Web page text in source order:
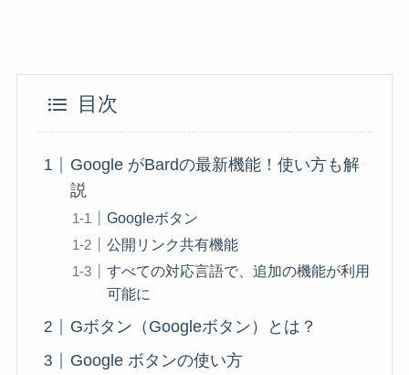
目次
Google がBardの最新機能！使い方も解
説
Googleボタン
公開リンク共有機能
すべての対応言語で、追加の機能が利用
可能に
Gボタン（Googleボタン）とは？
Google ボタンの使い方